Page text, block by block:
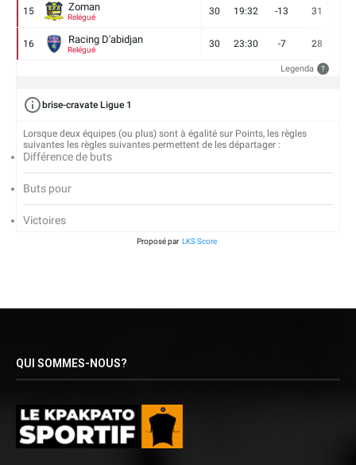
15 Zoman
Relégué
30 19:32 -13 31
16 Racing D'abidjan
Relégué
30 23:30 -7 28
Legenda ?
brise-cravate Ligue 1
Lorsque deux équipes (ou plus) sont à égalité sur Points, les règles
suivantes les règles suivantes permettent de les départager :
Différence de buts
Buts pour
Victoires
Proposé par LKS Score
QUI SOMMES-NOUS?